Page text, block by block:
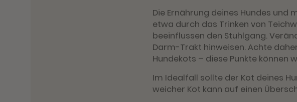
Die Ernährung deines Hundes
etwa durch das Trinken von
beeinflussen den Stuhlgang.
Darm-Trakt hinweisen. Achte
Hundekots – diese Punkte können
Im Idealfall sollte der Kot deines
weicher Kot kann auf einen